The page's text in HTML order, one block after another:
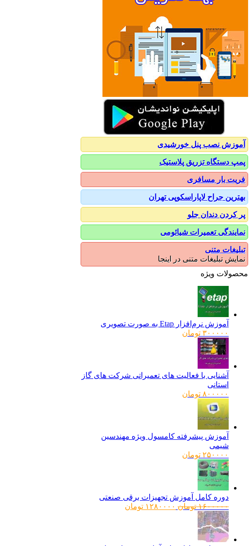
آموزش نصب پنل خورشیدی
پمپ دستگاه تزریق پلاستیک
فریت بار مسافری
بهترین جراح لاپاراسکوپی تهران
پر کردن دندان جلو
نمایندگی تعمیرات شیائومی
تبلیغات متنی
نمایش تبلیغات متنی در اینجا
محصولات ویژه
آموزش نرم‌افزار Etap به صورت تصویری
۳۰۰۰۰۰ تومان
آشنایی با فعالیت های تعمیراتی شرکت های گاز
استانی
۸۰۰۰۰۰ تومان
آموزش پیشرفته کامسول ویژه مهندسین
شیمی
۲۵۰۰۰۰ تومان
دوره کامل آموزش تجهیزات برقی صنعتی
۱۶۰۰۰۰۰ تومان قیمت
۱۲۸۰۰۰۰ تومان